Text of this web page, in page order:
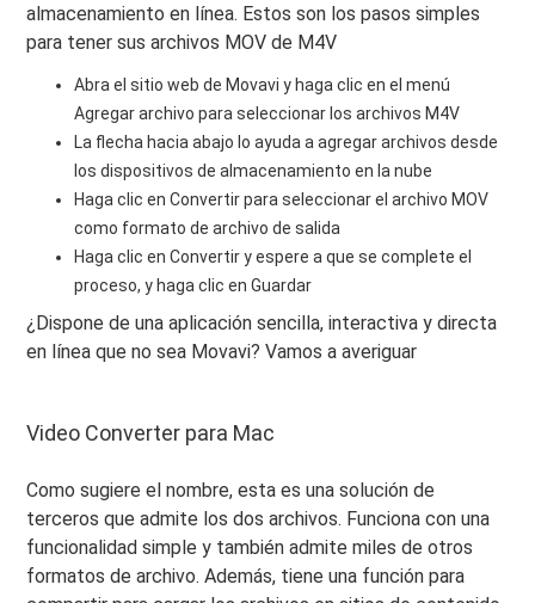
almacenamiento en línea. Estos son los pasos simples
para tener sus archivos MOV de M4V
Abra el sitio web de Movavi y haga clic en el menú
Agregar archivo para seleccionar los archivos M4V
La flecha hacia abajo lo ayuda a agregar archivos desde
los dispositivos de almacenamiento en la nube
Haga clic en Convertir para seleccionar el archivo MOV
como formato de archivo de salida
Haga clic en Convertir y espere a que se complete el
proceso, y haga clic en Guardar
¿Dispone de una aplicación sencilla, interactiva y directa
en línea que no sea Movavi? Vamos a averiguar
Video Converter para Mac
Como sugiere el nombre, esta es una solución de
terceros que admite los dos archivos. Funciona con una
funcionalidad simple y también admite miles de otros
formatos de archivo. Además, tiene una función para